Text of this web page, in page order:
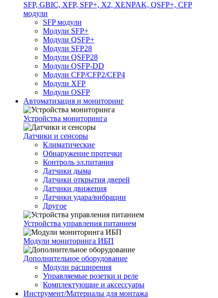
SFP, GBIC, XFP, SFP+, X2, XENPAK, QSFP+, CFP
модули
SFP модули
Модули SFP+
Модули QSFP+
Модули SFP28
Модули QSFP28
Модули QSFP-DD
Модули CFP/CFP2/CFP4
Модули XFP
Модули OSFP
Автоматизация и мониторинг
Устройства мониторинга
Датчики и сенсоры
Климатические
Обнаружение протечки
Контроль эл.питания
Датчики дыма
Датчики открытия дверей
Датчики движения
Датчики удара/вибрации
Другое
Устройства управления питанием
Модули мониторинга ИБП
Дополнительное оборудование
Модули расширения
Управляемые розетки и реле
Комплектующие и аксессуары
Инструмент/Материалы для монтажа